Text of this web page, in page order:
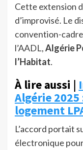
Cette extension
d’improvisé. Le
convention-
l’AADL,Algérie
l’Habitat.
À lire aussi |
Algérie
logement
L’accord portait
électronique